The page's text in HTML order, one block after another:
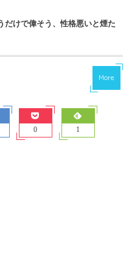
だけで偉そう、性格悪いと煙た
More
0 1